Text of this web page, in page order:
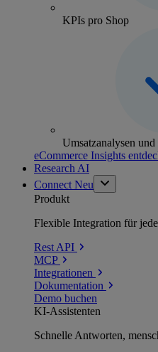
KPIs pro Shop
Umsatzanalysen und
eCommerce Insights
Research AI
Connect Neu
Produkt
Flexible Integration für
Rest API
MCP
Integrationen
Dokumentation
Demo buchen
KI-Assistenten
Schnelle Antworten,